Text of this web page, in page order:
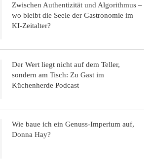
Zwischen Authentizität und Algorithmus –
wo bleibt die Seele der Gastronomie im
KI-Zeitalter?
Der Wert liegt nicht auf dem Teller,
sondern am Tisch: Zu Gast im
Küchenherde Podcast
Wie baue ich ein Genuss-Imperium auf,
Donna Hay?